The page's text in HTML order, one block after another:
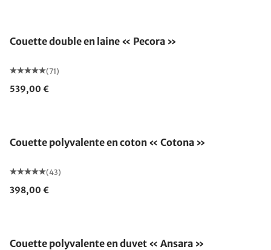
Couette double en laine « Pecora »
(71)
539,00 €
Couette polyvalente en coton « Cotona »
(43)
398,00 €
Couette polyvalente en duvet « Ansara »